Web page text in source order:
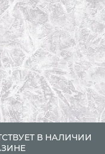
В НАЛИЧИИ